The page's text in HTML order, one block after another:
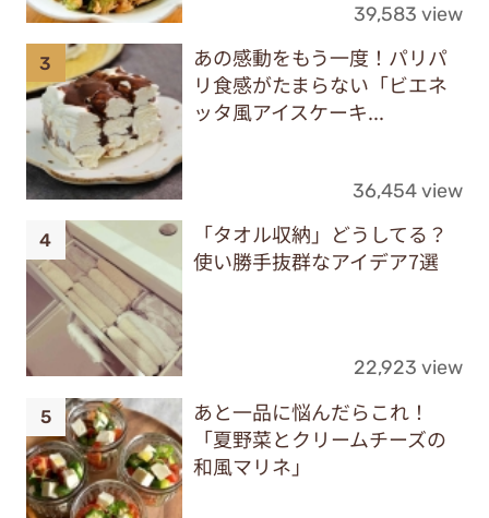
39,583 view
あの感動をもう一度！パリパ
リ食感がたまらない「ビエネ
ッタ風アイスケーキ...
36,454 view
「タオル収納」どうしてる？
使い勝手抜群なアイデア7選
22,923 view
あと一品に悩んだらこれ！
「夏野菜とクリームチーズの
和風マリネ」